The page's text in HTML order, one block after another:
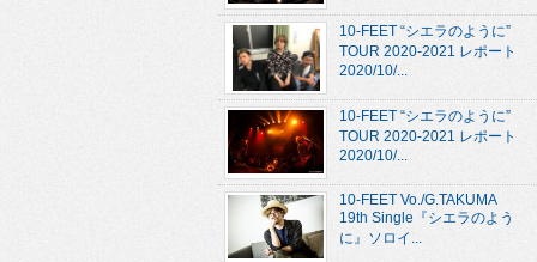
10-FEET “シエラのように”
TOUR 2020-2021 レポート
2020/10/...
10-FEET “シエラのように”
TOUR 2020-2021 レポート
2020/10/...
10-FEET Vo./G.TAKUMA
19th Single『シエラのよう
に』ソロイ...